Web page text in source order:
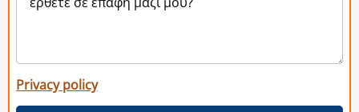
Privacy policy